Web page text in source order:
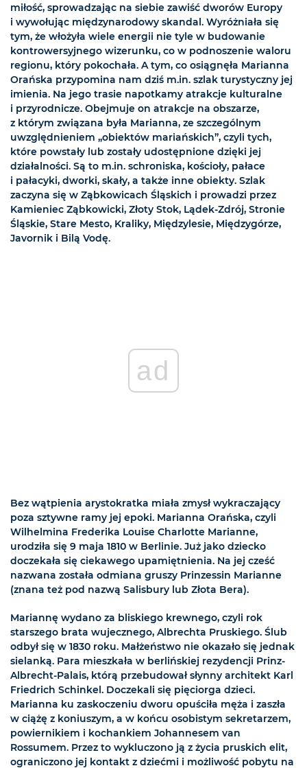
miłość, sprowadzając na siebie zawiść dworów Europy
i wywołując międzynarodowy skandal. Wyróżniała się
tym, że włożyła wiele energii nie tyle w budowanie
kontrowersyjnego wizerunku, co w podnoszenie waloru
regionu, który pokochała. A tym, co osiągnęła Marianna
Orańska przypomina nam dziś m.in. szlak turystyczny jej
imienia. Na jego trasie napotkamy atrakcje kulturalne
i przyrodnicze. Obejmuje on atrakcje na obszarze,
z którym związana była Marianna, ze szczególnym
uwzględnieniem „obiektów mariańskich”, czyli tych,
które powstały lub zostały udostępnione dzięki jej
działalności. Są to m.in. schroniska, kościoły, pałace
i pałacyki, dworki, skały, a także inne obiekty. Szlak
zaczyna się w Ząbkowicach Śląskich i prowadzi przez
Kamieniec Ząbkowicki, Złoty Stok, Lądek-Zdrój, Stronie
Śląskie, Stare Mesto, Kraliky, Międzylesie, Międzygórze,
Javornik i Bilą Vodę.
ad
Bez wątpienia arystokratka miała zmysł wykraczający
poza sztywne ramy jej epoki. Marianna Orańska, czyli
Wilhelmina Frederika Louise Charlotte Marianne,
urodziła się 9 maja 1810 w Berlinie. Już jako dziecko
doczekała się ciekawego upamiętnienia. Na jej cześć
nazwana została odmiana gruszy Prinzessin Marianne
(znana też pod nazwą Salisbury lub Złota Bera).
Mariannę wydano za bliskiego krewnego, czyli rok
starszego brata wujecznego, Albrechta Pruskiego. Ślub
odbył się w 1830 roku. Małżeństwo nie okazało się jednak
sielanką. Para mieszkała w berlińskiej rezydencji Prinz-
Albrecht-Palais, którą przebudował słynny architekt Karl
Friedrich Schinkel. Doczekali się pięciorga dzieci.
Marianna ku zaskoczeniu dworu opuściła męża i zaszła
w ciążę z koniuszym, a w końcu osobistym sekretarzem,
powiernikiem i kochankiem Johannesem van
Rossumem. Przez to wykluczono ją z życia pruskich elit,
ograniczono jej kontakt z dziećmi i możliwość pobytu na